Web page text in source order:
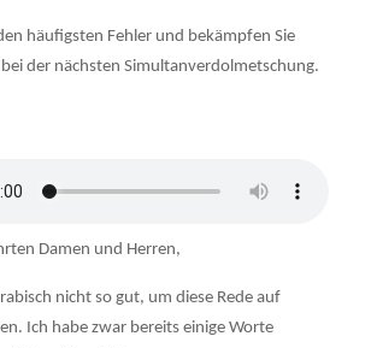
häufigsten Fehler und bekämpfen Sie
der nächsten Simultanverdolmetschung.
Damen und Herren,
nicht so gut, um diese Rede auf
Ich habe zwar bereits einige Worte